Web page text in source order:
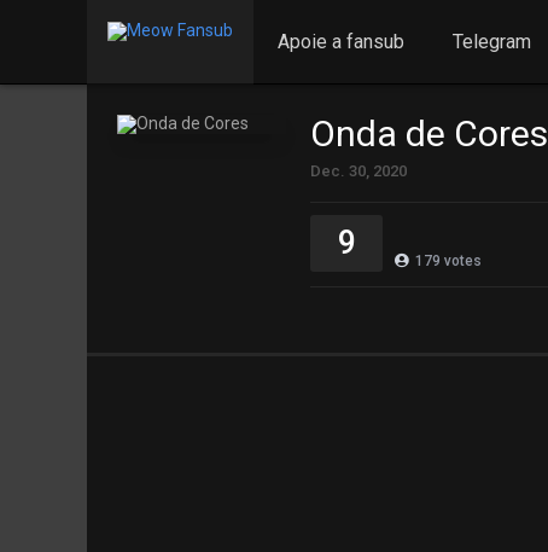
Apoie a fansub Telegram
Onda de Cores
Dec. 30, 2020
9 179 votes